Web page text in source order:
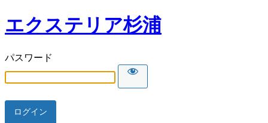
エクステリア杉浦
パスワード